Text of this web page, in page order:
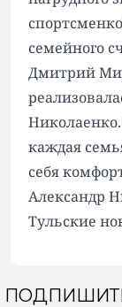
семейного
Дмитрий
каждая
себя
Александр
Тульские